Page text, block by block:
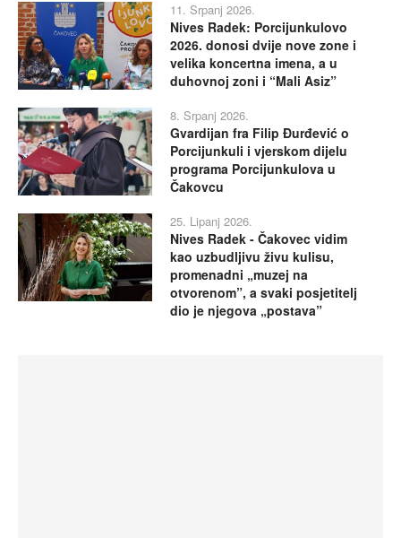
11. Srpanj 2026.
Nives Radek: Porcijunkulovo
2026. donosi dvije nove zone i
velika koncertna imena, a u
duhovnoj zoni i “Mali Asiz”
8. Srpanj 2026.
Gvardijan fra Filip Đurđević o
Porcijunkuli i vjerskom dijelu
programa Porcijunkulova u
Čakovcu
25. Lipanj 2026.
Nives Radek - Čakovec vidim
kao uzbudljivu živu kulisu,
promenadni „muzej na
otvorenom”, a svaki posjetitelj
dio je njegova „postava”